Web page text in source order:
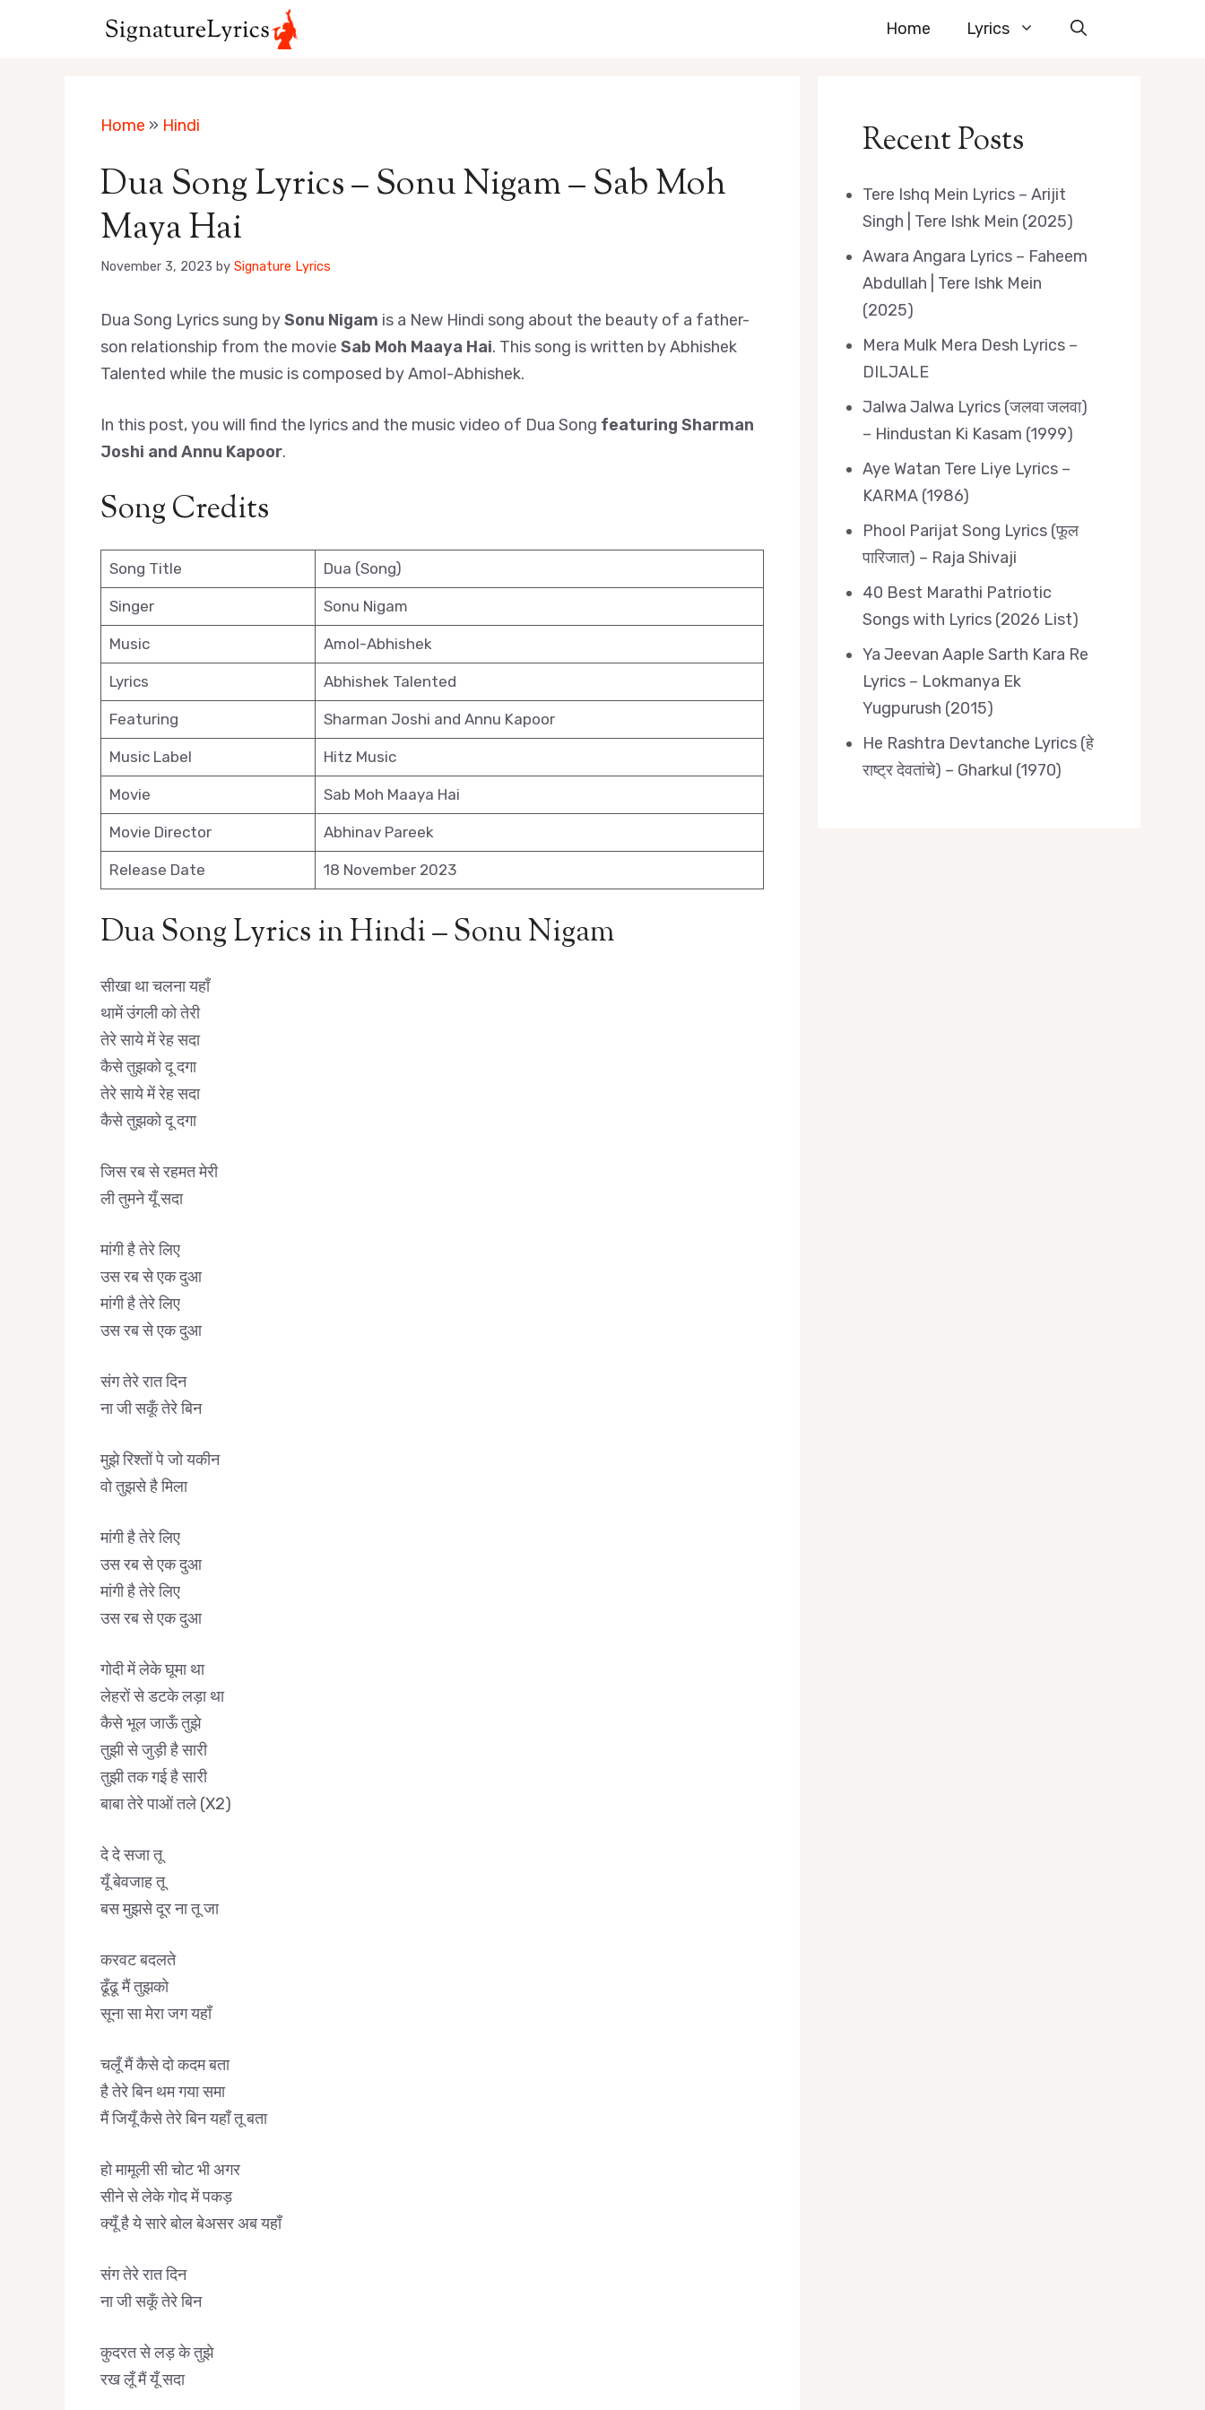
Home Lyrics
Home » Hindi
Dua Song Lyrics – Sonu Nigam – Sab Moh
Maya Hai
November 3, 2023 by Signature Lyrics
Dua Song Lyrics sung bySonu Nigam is a New Hindi song about the beauty of a father-
son relationship from the movie Sab Moh Maaya Hai. This song is written by Abhishek
Talented while the music is composed by Amol-Abhishek.
In this post, you will find the lyrics and the music video of Dua Song featuring Sharman
Joshi and Annu Kapoor.
Song Credits
Song Title Dua (Song)
Singer Sonu Nigam
Music Amol-Abhishek
Lyrics Abhishek Talented
Featuring Sharman Joshi and Annu Kapoor
Music Label Hitz Music
Movie Sab Moh Maaya Hai
Movie Director Abhinav Pareek
Release Date 18 November 2023
Dua Song Lyrics in Hindi – Sonu Nigam
सीखा था चलना यहाँ
थामें उंगली को तेरी
तेरे साये में रेह सदा
कैसे तुझको दू दगा
तेरे साये में रेह सदा
कैसे तुझको दू दगा
जिस रब से रहमत मेरी
ली तुमने यूँ सदा
मांगी है तेरे लिए
उस रब से एक दुआ
मांगी है तेरे लिए
उस रब से एक दुआ
संग तेरे रात दिन
ना जी सकूँ तेरे बिन
मुझे रिश्तों पे जो यकीन
वो तुझसे है मिला
मांगी है तेरे लिए
उस रब से एक दुआ
मांगी है तेरे लिए
उस रब से एक दुआ
गोदी में लेके घूमा था
लेहरों से डटके लड़ा था
कैसे भूल जाऊँ तुझे
तुझी से जुड़ी है सारी
तुझी तक गई है सारी
बाबा तेरे पाओं तले (X2)
दे दे सजा तू
यूँ बेवजाह तू
बस मुझसे दूर ना तू जा
करवट बदलते
ढूँढू मैं तुझको
सूना सा मेरा जग यहाँ
चलूँ मैं कैसे दो कदम बता
है तेरे बिन थम गया समा
मैं जियूँ कैसे तेरे बिन यहाँ तू बता
हो मामूली सी चोट भी अगर
सीने से लेके गोद में पकड़
क्यूँ है ये सारे बोल बेअसर अब यहाँ
संग तेरे रात दिन
ना जी सकूँ तेरे बिन
कुदरत से लड़ के तुझे
रख लूँ मैं यूँ सदा
Recent Posts
Tere Ishq Mein Lyrics – Arijit
Singh | Tere Ishk Mein (2025)
Awara Angara Lyrics – Faheem
Abdullah | Tere Ishk Mein
(2025)
Mera Mulk Mera Desh Lyrics –
DILJALE
Jalwa Jalwa Lyrics (जलवा जलवा)
– Hindustan Ki Kasam (1999)
Aye Watan Tere Liye Lyrics –
KARMA (1986)
Phool Parijat Song Lyrics (फूल
पारिजात) – Raja Shivaji
40 Best Marathi Patriotic
Songs with Lyrics (2026 List)
Ya Jeevan Aaple Sarth Kara Re
Lyrics – Lokmanya Ek
Yugpurush (2015)
He Rashtra Devtanche Lyrics (हे
राष्ट्र देवतांचे) – Gharkul (1970)